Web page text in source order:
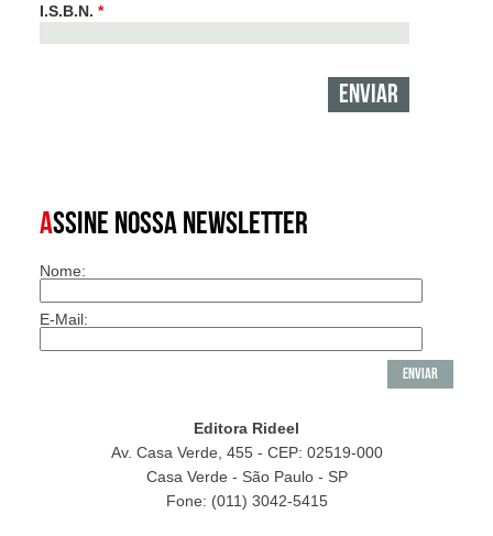
I.S.B.N. *
ASSINE NOSSA NEWSLETTER
Nome:
E-Mail:
Editora Rideel
Av. Casa Verde, 455 - CEP: 02519-000
Casa Verde - São Paulo - SP
Fone: (011) 3042-5415